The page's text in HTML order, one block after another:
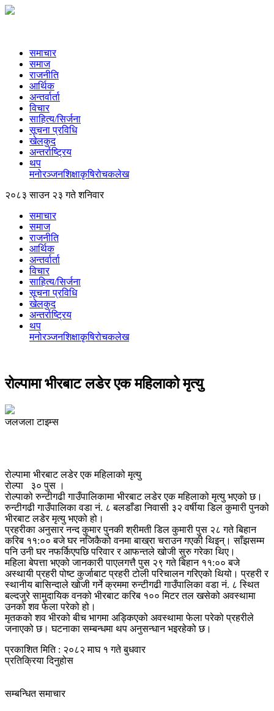
समाचार
समाज
राजनीति
आर्थिक
अन्तर्वार्ता
विचार
साहित्य/सिर्जना
सूचना प्रविधि
खेलकुद
अन्तर्राष्ट्रिय
थप
मनोरञ्‍जनशिक्षाकृषिरोचकलेख
२०८३ साउन २३ गते शनिवार
समाचार
समाज
राजनीति
आर्थिक
अन्तर्वार्ता
विचार
साहित्य/सिर्जना
सूचना प्रविधि
खेलकुद
अन्तर्राष्ट्रिय
थप
मनोरञ्‍जनशिक्षाकृषिरोचकलेख
रोल्पामा भीरबाट लडेर एक महिलाको मृत्यु
जलजला टाइम्स
रोल्पामा भीरबाट लडेर एक महिलाको मृत्यु
रोल्पा ३० पुस ।
रोल्पाको रुन्टीगढी गाउँपालिकामा भीरबाट लडेर एक महिलाको मृत्यु भएको छ।
रुन्टीगढी गाउँपालिका वडा नं. ८ बलडाँडा निवासी ३२ वर्षीया डिल कुमारी पुनको
भीरबाट लडेर मृत्यु भएको हो।
प्रहरीका अनुसार नन्द कुमार पुनकी श्रीमती डिल कुमारी पुस २८ गते बिहान
करिब ११:०० बजे घर नजिकैको वनमा बाख्रा चराउन गएकी थिइन्। साँझसम्म
पनि उनी घर नफर्किएपछि परिवार र आफन्तले खोजी सुरु गरेका थिए।
महिला बेपत्ता भएको जानकारी पाएलगत्तै पुस २९ गते बिहान ११:०० बजे
अस्थायी प्रहरी पोष्ट कुर्जाबाट प्रहरी टोली परिचालन गरिएको थियो। प्रहरी र
स्थानीय बासिन्दाले खोजी गर्ने क्रममा रुन्टीगढी गाउँपालिका वडा नं. ८ स्थित
बल्दजुरे सामुदायिक वनको भीरबाट करिब १०० मिटर तल खसेको अवस्थामा
उनको शव फेला परेको हो।
मृतकको शव भीरको बीच भागमा अड्किएको अवस्थामा फेला परेको प्रहरीले
जनाएको छ। घटनाका सम्बन्धमा थप अनुसन्धान भइरहेको छ।
प्रकाशित मिति : २०८२ माघ १ गते बुधवार
प्रतिक्रिया दिनुहोस
सम्बन्धित समाचार